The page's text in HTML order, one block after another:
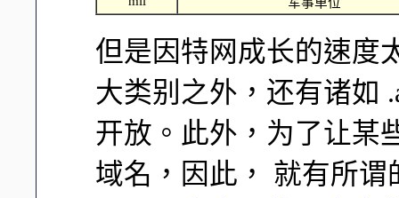
但是因特网成长的速度
大类别之外，还有诸如
开放。此外，为了让某
域名，因此， 就有所